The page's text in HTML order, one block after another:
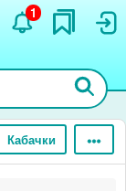
1
Кабачки